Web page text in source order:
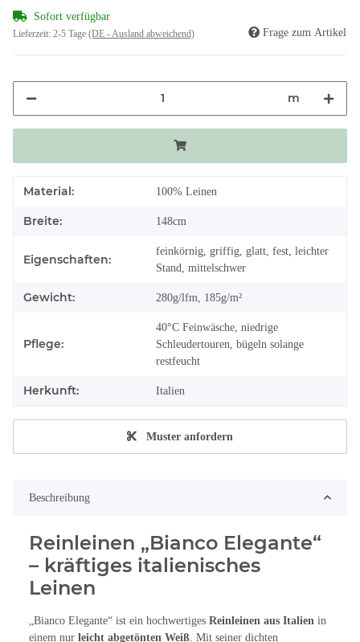
Sofort verfügbar
Lieferzeit: 2-5 Tage (DE - Ausland abweichend) Frage zum Artikel
m
Material: 100% Leinen
Breite: 148cm
Eigenschaften:
feinkörnig, griffig, glatt, fest, leichter
Stand, mittelschwer
Gewicht: 280g/lfm, 185g/m²
Pflege:
40°C Feinwäsche, niedrige
Schleudertouren, bügeln solange
restfeucht
Herkunft: Italien
Muster anfordern
Beschreibung
Reinleinen „Bianco Elegante“
– kräftiges italienisches
Leinen
„Bianco Elegante“ ist ein hochwertiges Reinleinen aus Italien in
einem nur leicht abgetönten Weiß . Mit seiner dichten